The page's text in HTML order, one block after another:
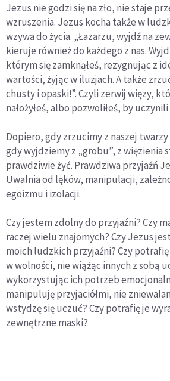
Jezus nie godzi się na zło, nie staje
wzruszenia. Jezus kocha także w
wzywa do życia. „Łazarzu, wyjdź na
kieruje również do każdego z nas.
którym się zamknąłeś, rezygnując z
wartości, żyjąc w iluzjach. A także
chusty i opaski!”. Czyli zerwij więzy,
nałożyłeś, albo pozwoliłeś, by
Dopiero, gdy zrzucimy z naszej
gdy wyjdziemy z „grobu”, z więzienia
prawdziwie żyć. Prawdziwa przyjaźń
Uwalnia od lęków, manipulacji,
egoizmu i izolacji.
Czy jestem zdolny do przyjaźni? Czy
raczej wielu znajomych? Czy Jezus
moich ludzkich przyjaźni? Czy
w wolności, nie wiążąc innych z sobą
wykorzystując ich potrzeb
manipuluję przyjaciółmi, nie
wstydzę się uczuć? Czy potrafię je
zewnętrzne maski?